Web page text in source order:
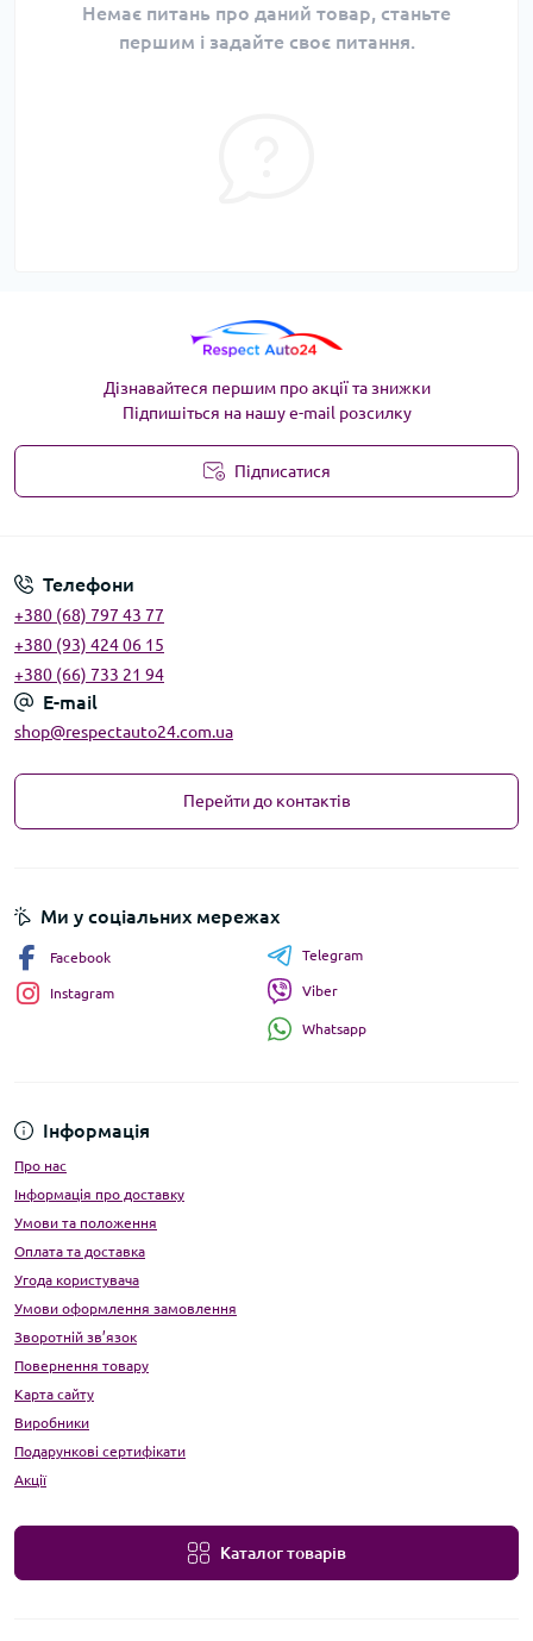
Немає питань про даний товар, станьте
першим і задайте своє питання.
Дізнавайтеся першим про акції та знижки
Підпишіться на нашу e-mail розсилку
Підписатися
Телефони
+380 (68) 797 43 77
+380 (93) 424 06 15
+380 (66) 733 21 94
E-mail
shop@respectauto24.com.ua
Перейти до контактів
Інформація
Про нас
Інформація про доставку
Умови та положення
Оплата та доставка
Угода користувача
Умови оформлення замовлення
Зворотній зв’язок
Повернення товару
Карта сайту
Виробники
Подарункові сертифікати
Акції
Каталог товарів
Ми у соціальних мережах
Facebook
Instagram
Telegram
Viber
Whatsapp